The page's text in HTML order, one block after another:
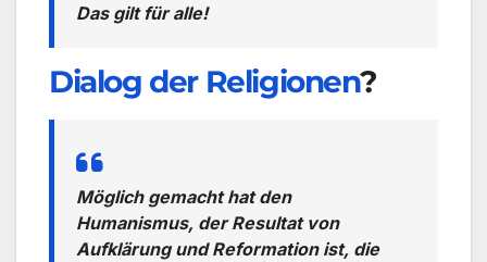
Das gilt für alle!
Dialog der Religionen?
Möglich gemacht hat den
Humanismus, der Resultat von
Aufklärung und Reformation ist, die